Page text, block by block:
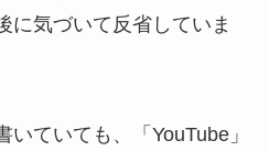
に気づいて反省していま
ていても、「YouTube」